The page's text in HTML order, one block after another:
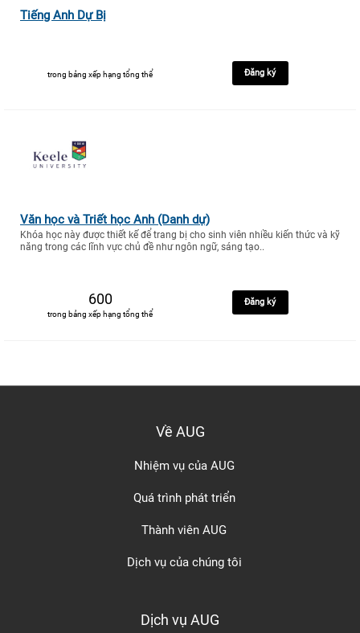
Tiếng Anh Dự Bị
trong bảng xếp hạng tổng thể Đăng ký
Văn học và Triết học Anh (Danh dự)
Khóa học này được thiết kế để trang bị cho sinh viên nhiều kiến thức và kỹ
năng trong các lĩnh vực chủ đề như ngôn ngữ, sáng tạo..
600
trong bảng xếp hạng tổng thể
Đăng ký
Về AUG
Nhiệm vụ của AUG
Quá trình phát triển
Thành viên AUG
Dịch vụ của chúng tôi
Dịch vụ AUG